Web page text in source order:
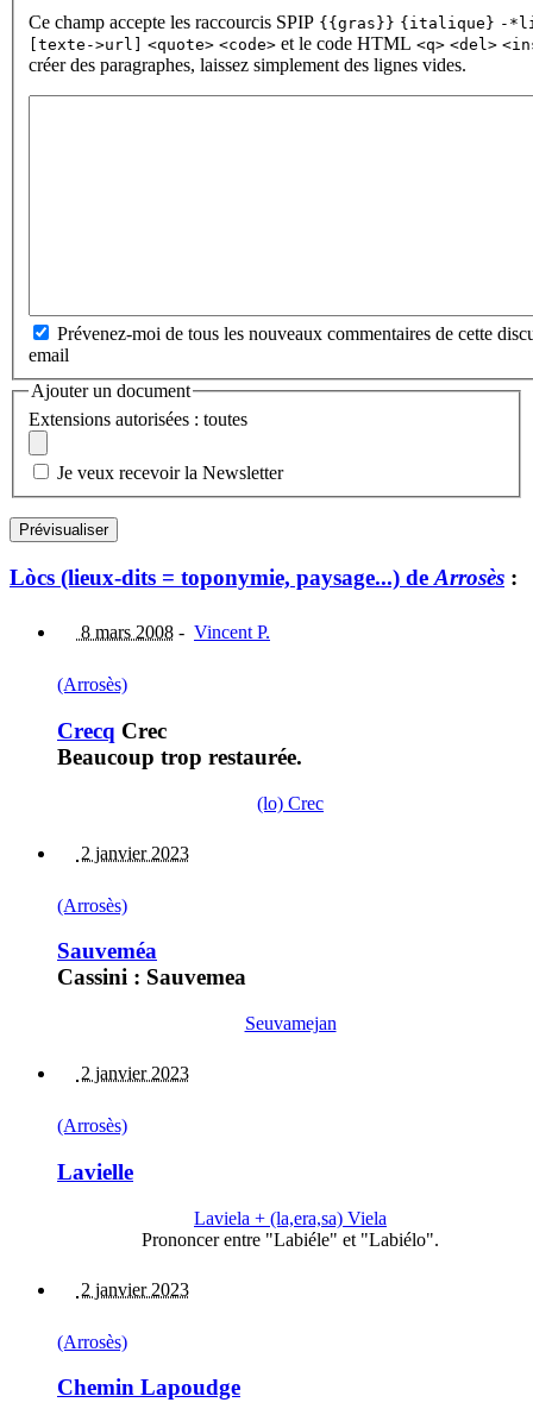
Ce champ accepte les raccourcis SPIP {{gras}} {italique} -
[texte->url]
<quote> <code> et le code HTML <q> <del>
créer des paragraphes, laissez simplement des lignes vides.
Prévenez-moi de tous les nouveaux commentaires de cette
email
Ajouter un document
Extensions autorisées : toutes
Je veux recevoir la Newsletter
Lòcs (lieux-dits = toponymie, paysage...) de Arrosès :
8 mars 2008 - Vincent P.
(Arrosès)
Crecq Crec
Beaucoup trop restaurée.
(lo) Crec
2 janvier 2023
(Arrosès)
Sauveméa
Cassini : Sauvemea
Seuvamejan
2 janvier 2023
(Arrosès)
Lavielle
Laviela + (la,era,sa) Viela
Prononcer entre "Labiéle" et "Labiélo".
2 janvier 2023
(Arrosès)
Chemin Lapoudge